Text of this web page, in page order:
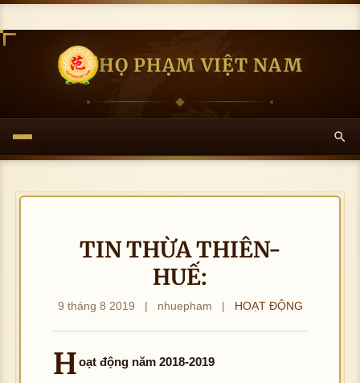
HỌ PHẠM VIỆT NAM
TIN THỪA THIÊN-
HUẾ:
9 tháng 8 2019 | nhuepham | HOẠT ĐỘNG
Hoạt động năm 2018-2019